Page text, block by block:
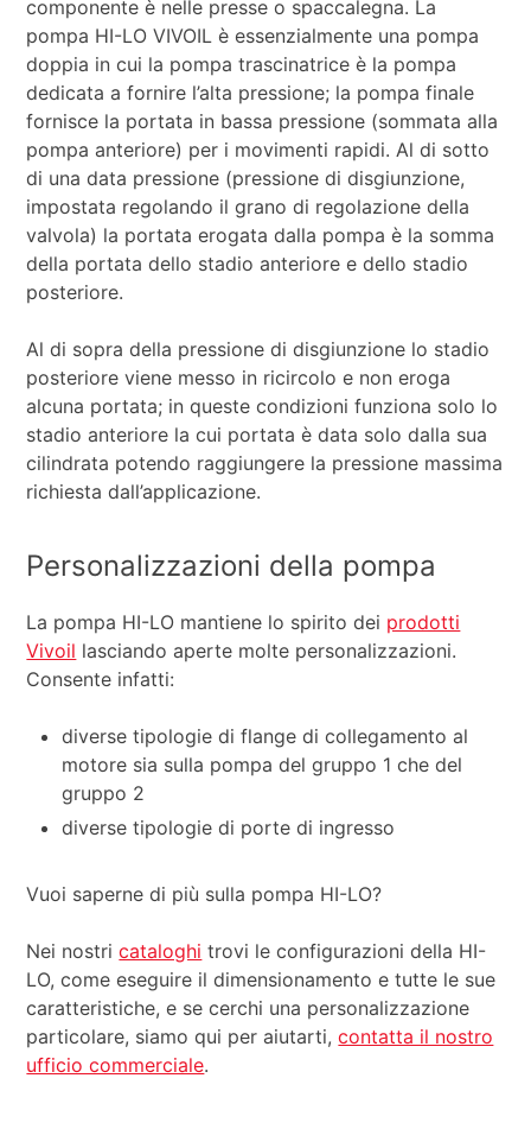
componente è nelle presse o spaccalegna. La
pompa HI-LO VIVOIL è essenzialmente una pompa
doppia in cui la pompa trascinatrice è la pompa
dedicata a fornire l’alta pressione; la pompa finale
fornisce la portata in bassa pressione (sommata alla
pompa anteriore) per i movimenti rapidi. Al di sotto
di una data pressione (pressione di disgiunzione,
impostata regolando il grano di regolazione della
valvola) la portata erogata dalla pompa è la somma
della portata dello stadio anteriore e dello stadio
posteriore.
Al di sopra della pressione di disgiunzione lo stadio
posteriore viene messo in ricircolo e non eroga
alcuna portata; in queste condizioni funziona solo lo
stadio anteriore la cui portata è data solo dalla sua
cilindrata potendo raggiungere la pressione massima
richiesta dall’applicazione.
Personalizzazioni della pompa
La pompa HI-LO mantiene lo spirito dei prodotti
Vivoil lasciando aperte molte personalizzazioni.
Consente infatti:
diverse tipologie di flange di collegamento al
motore sia sulla pompa del gruppo 1 che del
gruppo 2
diverse tipologie di porte di ingresso
Vuoi saperne di più sulla pompa HI-LO?
Nei nostricataloghi trovi le configurazioni della HI-
LO, come eseguire il dimensionamento e tutte le sue
caratteristiche, e se cerchi una personalizzazione
particolare, siamo qui per aiutarti,contatta il nostro
ufficio commerciale.